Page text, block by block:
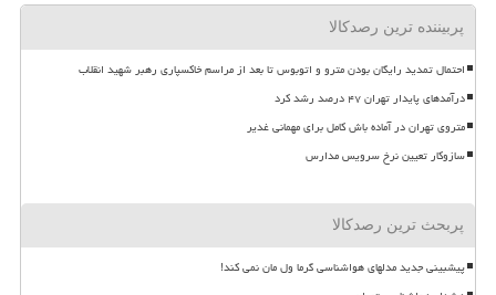
پربیننده ترین رصدکالا
احتمال تمدید رایگان بودن مترو و اتوبوس تا بعد از مراسم خاکسپاری رهبر شهید انقلاب
درآمدهای پایدار تهران ۴۷ درصد رشد کرد
متروی تهران در آماده باش کامل برای مهمانی غدیر
سازوکار تعیین نرخ سرویس مدارس
پربحث ترین رصدکالا
پیشبینی جدید مدلهای هواشناسی گرما ول مان نمی کند!